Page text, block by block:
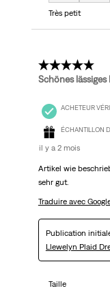
Très petit
5 étoile(s) sur 5.
Schönes lässiges
ACHETEUR
ÉCHANTILLON
il y a 2 mois
Artikel wie
sehr gut.
Traduire avec
Publication
Llewelyn Plaid
Taille